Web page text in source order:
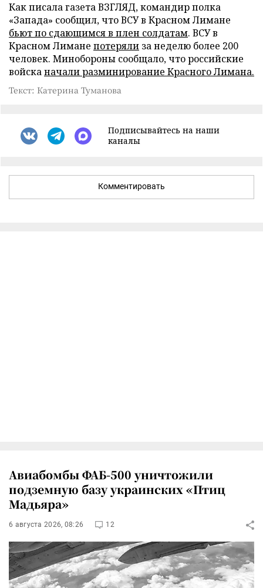
Как писала газета ВЗГЛЯД, командир полка
«Запада» сообщил, что ВСУ в Красном Лимане
бьют по сдающимся в плен солдатам. ВСУ в
Красном Лимане потеряли за неделю более 200
человек. Минобороны сообщало, что российские
войсканачали разминирование Красного Лимана.
Текст: Катерина Туманова
Подписывайтесь на наши
каналы
Комментировать
Авиабомбы ФАБ-500 уничтожили
подземную базу украинских «Птиц
Мадьяра»
6 августа 2026, 08:26 12